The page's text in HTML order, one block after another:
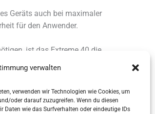
verwalten
verwenden wir Technologien wie Cookies, um
oder darauf zuzugreifen. Wenn du diesen
Daten wie das Surfverhalten oder eindeutige IDs
Geräts auch bei maximaler
für den Anwender.
ist das Extreme 40 die
unverzichtbaren Werkzeug